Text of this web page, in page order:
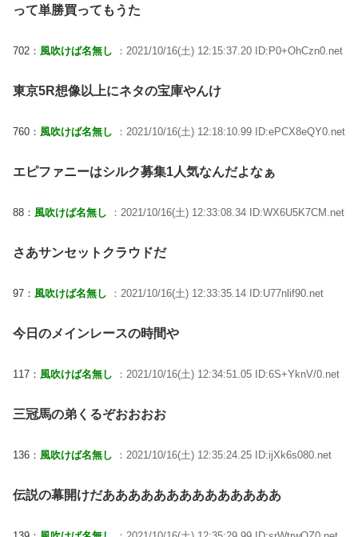
って単勝買ってもうた
702： 風吹けば名無し ：2021/10/16(土) 12:15:37.20 ID:P0+OhCzn0.net
東京5R想像以上にネタの宝庫やんけ
760： 風吹けば名無し ：2021/10/16(土) 12:18:10.99 ID:ePCX8eQY0.net
エピファニーはシルク募集1人気なんだよなぁ
88： 風吹けば名無し ：2021/10/16(土) 12:33:08.34 ID:WX6U5K7CM.net
さあサンセットクラウドだ
97： 風吹けば名無し ：2021/10/16(土) 12:33:35.14 ID:U77nlif90.net
今日のメインレースの時間や
117： 風吹けば名無し ：2021/10/16(土) 12:34:51.05 ID:6S+YknV/0.net
三冠馬の弟くるぞおおおお
136： 風吹けば名無し ：2021/10/16(土) 12:35:24.25 ID:ijXk6s080.net
伝説の幕開けだああああああああああああああ